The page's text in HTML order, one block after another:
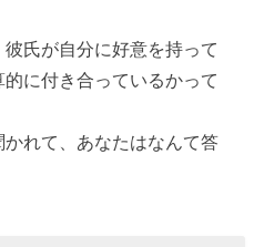
氏が自分に好意を持って
に付き合っているかって
れて、あなたはなんて答